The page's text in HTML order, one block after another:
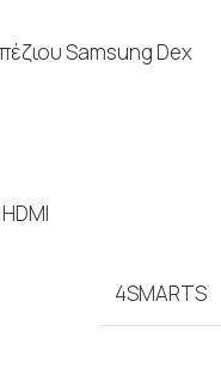
Samsung Dex
4SMARTS